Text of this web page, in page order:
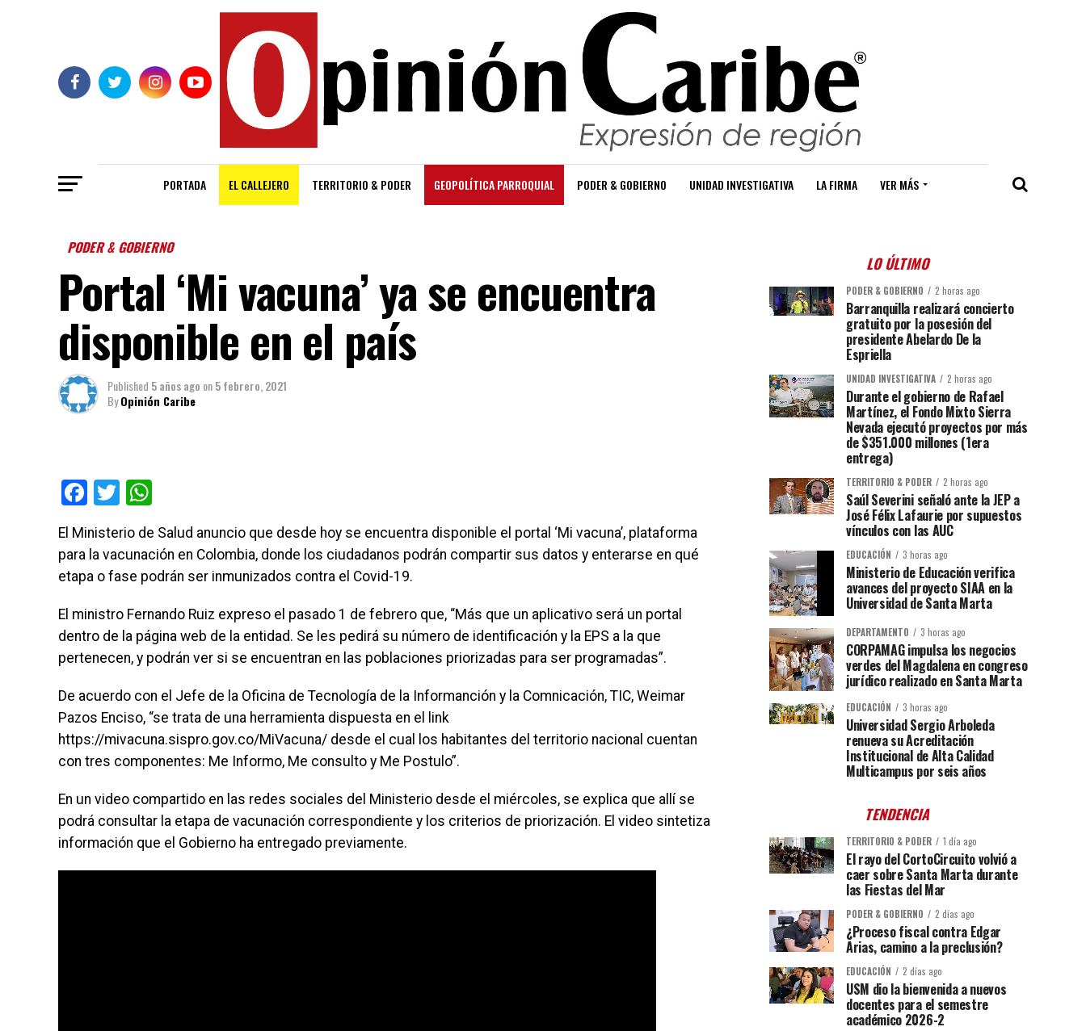
PORTADA EL CALLEJERO TERRITORIO & PODER GEOPOLÍTICA PARROQUIAL PODER & GOBIERNO UNIDAD INVESTIGATIVA LA FIRMA VER MÁS
PODER & GOBIERNO
Portal ‘Mi vacuna’ ya se encuentra
disponible en el país
Published 5 años ago on5 febrero, 2021
ByOpinión Caribe
Facebook
Twitter
El Ministerio de Salud anuncio que desde hoy se encuentra disponible el portal ‘Mi vacuna’, plataforma
para la vacunación en Colombia, donde los ciudadanos podrán compartir sus datos y enterarse en qué
etapa o fase podrán ser inmunizados contra el Covid-19.
El ministro Fernando Ruiz expreso el pasado 1 de febrero que, “Más que un aplicativo será un portal
dentro de la página web de la entidad. Se les pedirá su número de identificación y la EPS a la que
pertenecen, y podrán ver si se encuentran en las poblaciones priorizadas para ser programadas”.
De acuerdo con el Jefe de la Oficina de Tecnología de la Informanción y la Comnicación, TIC, Weimar
Pazos Enciso, “se trata de una herramienta dispuesta en el link
https://mivacuna.sispro.gov.co/MiVacuna/ desde el cual los habitantes del territorio nacional cuentan
con tres componentes: Me Informo, Me consulto y Me Postulo”.
En un video compartido en las redes sociales del Ministerio desde el miércoles, se explica que allí se
podrá consultar la etapa de vacunación correspondiente y los criterios de priorización. El video sintetiza
información que el Gobierno ha entregado previamente.
LO ÚLTIMO
PODER & GOBIERNO 2 horas ago
Barranquilla realizará concierto
gratuito por la posesión del
presidente Abelardo De la
Espriella
UNIDAD INVESTIGATIVA 2 horas ago
Durante el gobierno de Rafael
Martínez, el Fondo Mixto Sierra
Nevada ejecutó proyectos por más
de $351.000 millones (1era
entrega)
TERRITORIO & PODER 2 horas ago
Saúl Severini señaló ante la JEP a
José Félix Lafaurie por supuestos
vínculos con las AUC
EDUCACIÓN 3 horas ago
Ministerio de Educación verifica
avances del proyecto SIAA en la
Universidad de Santa Marta
DEPARTAMENTO 3 horas ago
CORPAMAG impulsa los negocios
verdes del Magdalena en congreso
jurídico realizado en Santa Marta
EDUCACIÓN 3 horas ago
Universidad Sergio Arboleda
renueva su Acreditación
Institucional de Alta Calidad
Multicampus por seis años
TENDENCIA
TERRITORIO & PODER 1 día ago
El rayo del CortoCircuito volvió a
caer sobre Santa Marta durante
las Fiestas del Mar
PODER & GOBIERNO 2 días ago
¿Proceso fiscal contra Edgar
Arias, camino a la preclusión?
EDUCACIÓN 2 días ago
USM dio la bienvenida a nuevos
docentes para el semestre
académico 2026-2